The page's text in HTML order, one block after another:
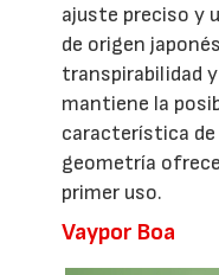
ajuste preciso y
de origen
transpirabilidad
mantiene la
característica de
geometría
primer uso.
Vaypor Boa